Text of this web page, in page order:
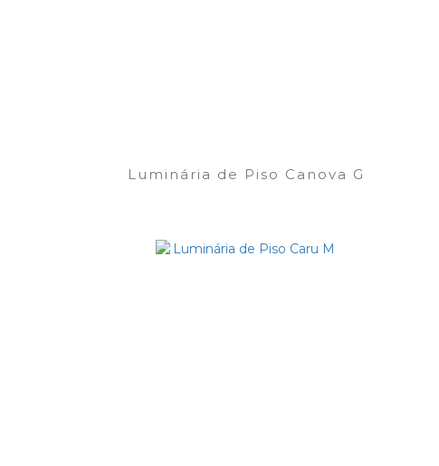
Luminária de Piso Canova G